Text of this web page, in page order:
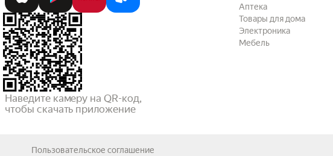
Наведите камеру на QR-код,
чтобы скачать приложение
Аптека
Товары для дома
Электроника
Мебель
Пользовательское соглашение